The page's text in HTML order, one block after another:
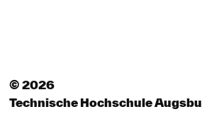
© 2026
Technische Hochschule